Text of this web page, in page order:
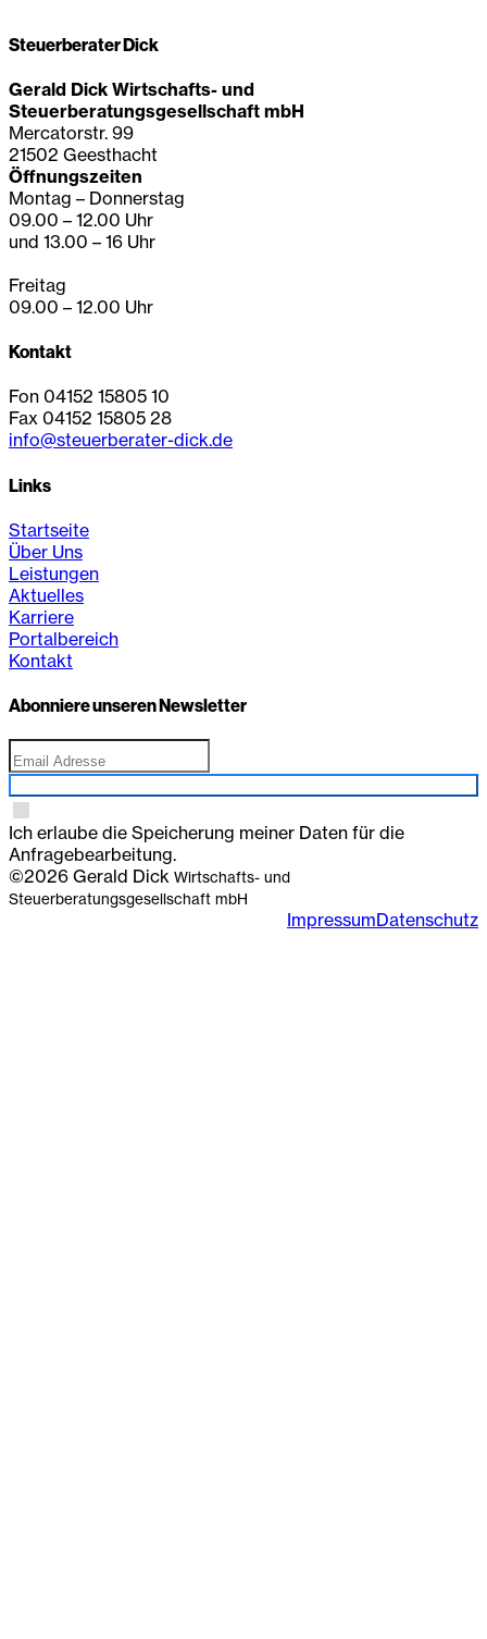
Steuerberater Dick
Gerald Dick Wirtschafts- und
Steuerberatungsgesellschaft mbH
Mercatorstr. 99
21502 Geesthacht
Öffnungszeiten
Montag – Donnerstag
09.00 – 12.00 Uhr
und 13.00 – 16 Uhr
Freitag
09.00 – 12.00 Uhr
Kontakt
Fon 04152 15805 10
Fax 04152 15805 28
info@steuerberater-dick.de
Links
Startseite
Über Uns
Leistungen
Aktuelles
Karriere
Portalbereich
Kontakt
Abonniere unseren Newsletter
Ich erlaube die Speicherung meiner Daten für die
Anfragebearbeitung.
©2026 Gerald Dick Wirtschafts- und
Steuerberatungsgesellschaft mbH
ImpressumDatenschutz